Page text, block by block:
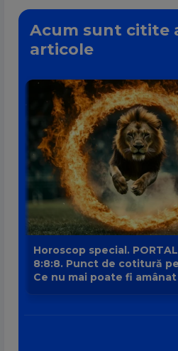
Acum sunt citite
articole
Horoscop special.
8:8:8. Punct de cotitură
Ce nu mai poate fi